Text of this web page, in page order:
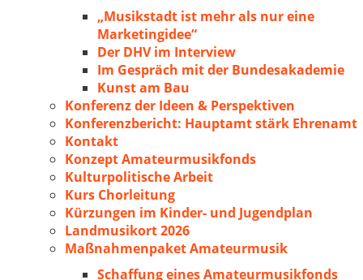
„Musikstadt ist mehr als nur eine
Marketingidee“
Der DHV im Interview
Im Gespräch mit der Bundesakademie
Kunst am Bau
Konferenz der Ideen & Perspektiven
Konferenzbericht: Hauptamt stärk Ehrenamt
Kontakt
Konzept Amateurmusikfonds
Kulturpolitische Arbeit
Kurs Chorleitung
Kürzungen im Kinder- und Jugendplan
Landmusikort 2026
Maßnahmenpaket Amateurmusik
Schaffung eines Amateurmusikfonds